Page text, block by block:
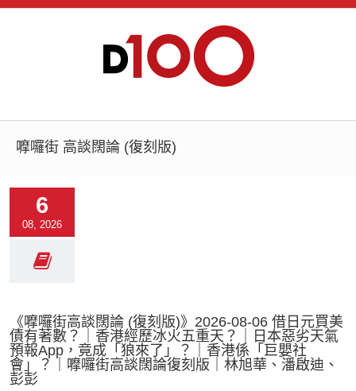
嚤囉街 高談闊論 (復刻版)
6
08, 2026
《嚤囉街高談闊論 (復刻版)》2026-08-06 借日元買美
債有著數？｜香港經歷冰火五重天？｜日本惡劣天氣
預報App，竟成「狼來了」？｜香港係「巨嬰社
會」？｜嚤囉街高談闊論復刻版｜林旭華、潘啟迪、
彭彭